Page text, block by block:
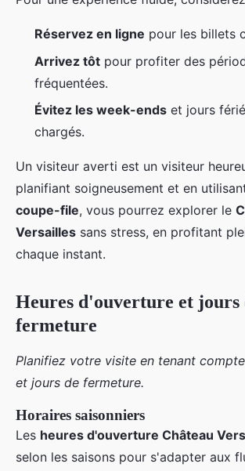
Réservez en ligne pour les billets
Arrivez tôt pour profiter des
fréquentées.
Évitez les week-ends et jours
chargés.
Un visiteur averti est un visiteur
planifiant soigneusement et en
coupe-file, vous pourrez explorer le
Versailles sans stress, en profitant
chaque instant.
Heures d'ouverture et jours
fermeture
Planifiez votre visite en tenant
et jours de fermeture.
Horaires saisonniers
Les heures d'ouverture Château
selon les saisons pour s'adapter aux